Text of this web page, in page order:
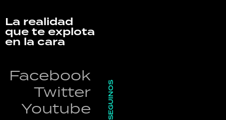
La realidad
que te explota
en la cara
Facebook
Twitter
Youtube
SEGUINOS